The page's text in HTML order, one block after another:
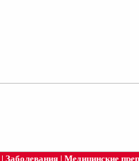
| Заболевания | Медицинские